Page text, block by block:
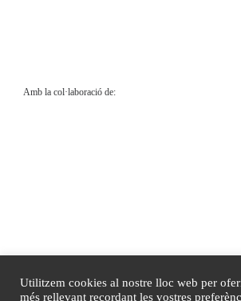
Amb la col·laboració de:
Utilitzem cookies al nostre lloc web per
més rellevant recordant les vostres